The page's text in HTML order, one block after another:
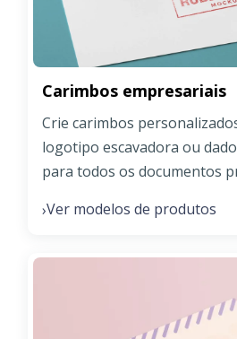
Carimbos empresariais
Crie carimbos
logotipo escavadora ou
para todos os documentos
›Ver modelos de produtos